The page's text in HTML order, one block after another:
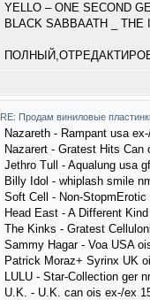
YELLO – ONE SECOND
BLACK SABBAATH _ THE
RE: Продам виниловые
Nazareth - Rampant usa
Nazarert - Gratest Hits Can
Jethro Tull - Aqualung usa
Billy Idol - whiplash smile
Soft Cell - Non-
Head East - A Different
The Kinks - Gratest
Sammy Hagar - Voa USA
Patrick Moraz+ Syrinx UK
LULU - Star-Collection ger
U.K. - U.K. can ois ex-/ex